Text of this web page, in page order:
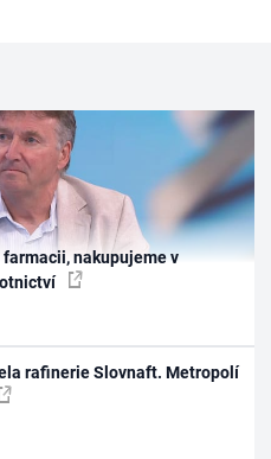
nakupujeme v
rafinerie Slovnaft. Metropolí